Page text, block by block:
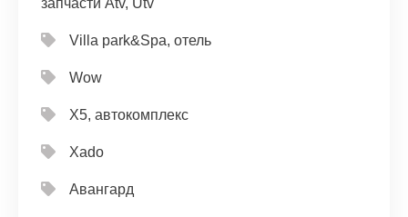
запчасти Atv, Utv
Villa park&Spa, отель
Wow
X5, автокомплекс
Xado
Авангард